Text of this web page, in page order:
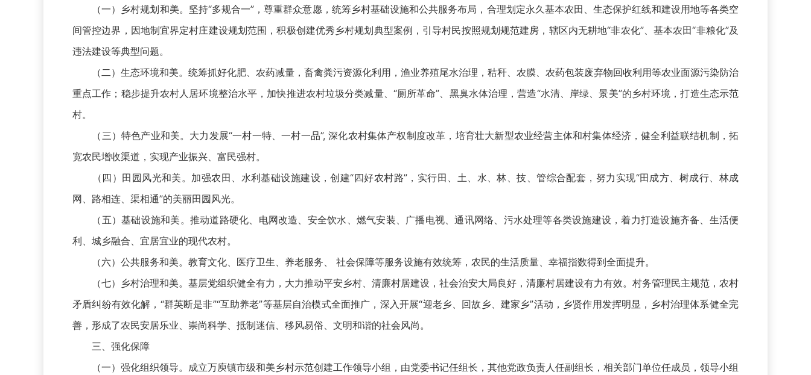
（一）乡村规划和美。坚持“多规合一”，尊重群众意愿，统筹乡村基础设施和公共服务布局，合理划定永久基本农田、生态保护红线和建设用地等各类空
间管控边界，因地制宜界定村庄建设规划范围，积极创建优秀乡村规划典型案例，引导村民按照规划规范建房，辖区内无耕地“非农化”、基本农田“非粮化”及
违法建设等典型问题。
（二）生态环境和美。统筹抓好化肥、农药减量，畜禽粪污资源化利用，渔业养殖尾水治理，秸秆、农膜、农药包装废弃物回收利用等农业面源污染防治
重点工作；稳步提升农村人居环境整治水平，加快推进农村垃圾分类减量、“厕所革命”、黑臭水体治理，营造“水清、岸绿、景美”的乡村环境，打造生态示范
村。
（三）特色产业和美。大力发展“一村一特、一村一品”, 深化农村集体产权制度改革，培育壮大新型农业经营主体和村集体经济，健全利益联结机制，拓
宽农民增收渠道，实现产业振兴、富民强村。
（四）田园风光和美。加强农田、水利基础设施建设，创建“四好农村路”，实行田、土、水、林、技、管综合配套，努力实现“田成方、树成行、林成
网、路相连、渠相通”的美丽田园风光。
（五）基础设施和美。推动道路硬化、电网改造、安全饮水、燃气安装、广播电视、通讯网络、污水处理等各类设施建设，着力打造设施齐备、生活便
利、城乡融合、宜居宜业的现代农村。
（六）公共服务和美。教育文化、医疗卫生、养老服务、 社会保障等服务设施有效统筹，农民的生活质量、幸福指数得到全面提升。
（七）乡村治理和美。基层党组织健全有力，大力推动平安乡村、清廉村居建设，社会治安大局良好，清廉村居建设有力有效。村务管理民主规范，农村
矛盾纠纷有效化解，“群英断是非”“互助养老”等基层自治模式全面推广，深入开展“迎老乡、回故乡、建家乡”活动，乡贤作用发挥明显，乡村治理体系健全完
善，形成了农民安居乐业、崇尚科学、抵制迷信、移风易俗、文明和谐的社会风尚。
三、强化保障
（一）强化组织领导。成立万庾镇市级和美乡村示范创建工作领导小组，由党委书记任组长，其他党政负责人任副组长，相关部门单位任成员，领导小组